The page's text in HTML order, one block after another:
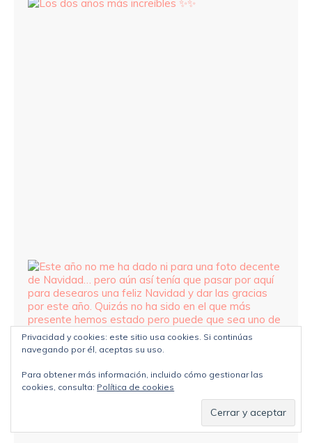
Privacidad y cookies: este sitio usa cookies. Si continúas
navegando por él, aceptas su uso.
Para obtener más información, incluido cómo gestionar las
cookies, consulta: Política de cookies